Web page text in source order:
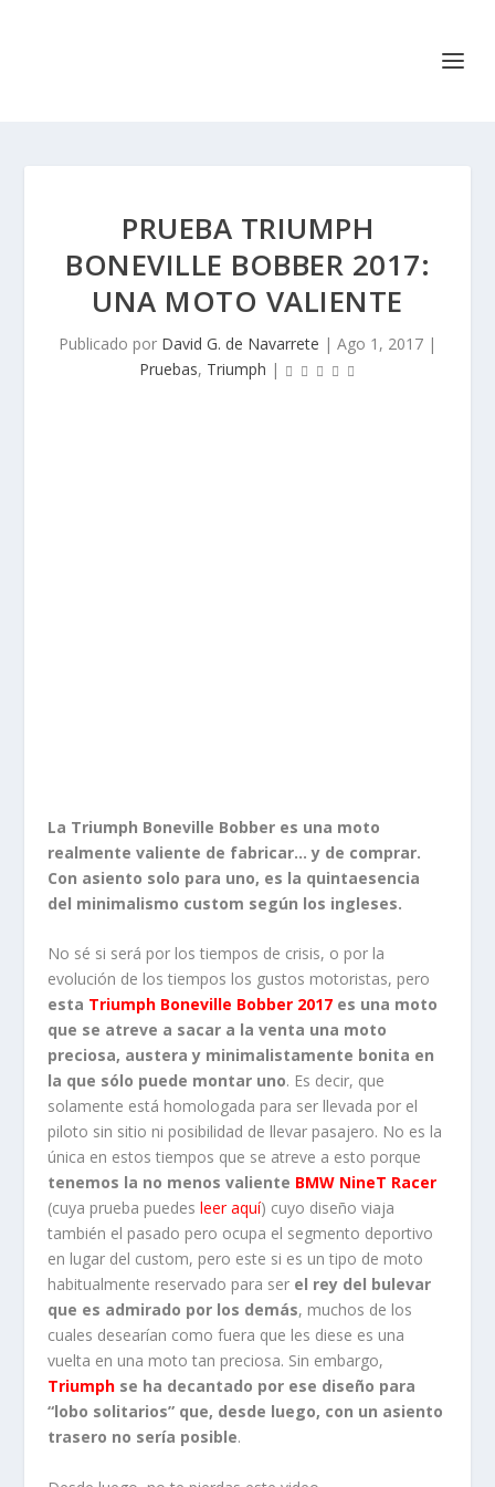
PRUEBA TRIUMPH
BONEVILLE BOBBER 2017:
UNA MOTO VALIENTE
Publicado por David G. de Navarrete | Ago 1, 2017 |
Pruebas, Triumph |
La Triumph Boneville Bobber es una moto
realmente valiente de fabricar… y de comprar.
Con asiento solo para uno, es la quintaesencia
del minimalismo custom según los ingleses.
No sé si será por los tiempos de crisis, o por la
evolución de los tiempos los gustos motoristas, pero
esta Triumph Boneville Bobber 2017es una moto
que se atreve a sacar a la venta una moto
preciosa, austera y minimalistamente bonita en
la que sólo puede montar uno. Es decir, que
solamente está homologada para ser llevada por el
piloto sin sitio ni posibilidad de llevar pasajero. No es la
única en estos tiempos que se atreve a esto porque
tenemos la no menos valiente BMW NineT Racer
(cuya prueba puedes leer aquí) cuyo diseño viaja
también el pasado pero ocupa el segmento deportivo
en lugar del custom, pero este si es un tipo de moto
habitualmente reservado para ser el rey del bulevar
que es admirado por los demás, muchos de los
cuales desearían como fuera que les diese es una
vuelta en una moto tan preciosa. Sin embargo,
Triumphse ha decantado por ese diseño para
“lobo solitarios” que, desde luego, con un asiento
trasero no sería posible.